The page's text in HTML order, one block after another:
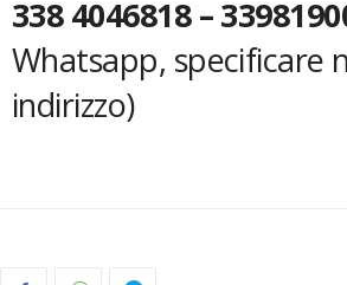
338 4046818 –
Whatsapp, specificare
indirizzo)